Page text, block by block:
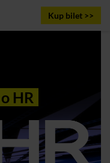
Kup bilet >>
HR